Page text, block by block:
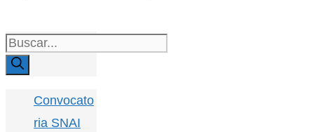
Buscar:
Convocato
ria SNAI